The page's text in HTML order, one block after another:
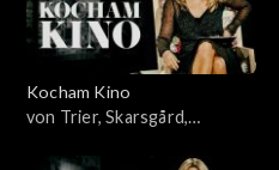
Kocham Kino
von Trier, Skarsgård,